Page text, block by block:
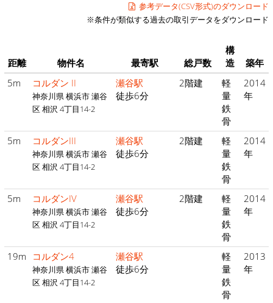
参考データ(CSV形式)のダウンロード
※条件が類似する過去の取引データをダウンロード
距離 物件名 最寄駅 総戸数
構
造
築年
5m
コルダン II
神奈川県 横浜市 瀬谷
区 相沢 4丁目14-2
瀬谷駅
徒歩6分
2階建
軽
量
鉄
骨
2014
年
5m コルダンIII
神奈川県 横浜市 瀬谷
区 相沢 4丁目14-2
瀬谷駅
徒歩6分
2階建
軽
量
鉄
骨
2014
年
5m コルダンIV
神奈川県 横浜市 瀬谷
区 相沢 4丁目14-2
瀬谷駅
徒歩6分
2階建
軽
量
鉄
骨
2014
年
19m コルダン4
神奈川県 横浜市 瀬谷
区 相沢 4丁目14-2
瀬谷駅
徒歩6分
軽
量
鉄
骨
2013
年